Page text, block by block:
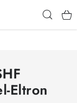
Eltron